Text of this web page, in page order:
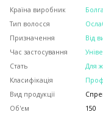
Країна виробник
Тип волосся
Призначення
Від
Час застосування
Стать
Для
Класифікація
Вид продукції
Об'єм
150